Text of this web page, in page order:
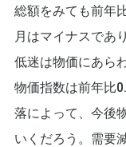
総額をみても前年
月はマイナスであ
低迷は物価にあら
物価指数は前年比
落によって、今後
いくだろう。需要